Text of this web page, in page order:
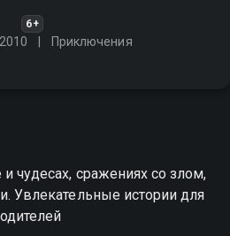
6+
2010 Приключения
чудесах, сражениях со злом,
Увлекательные истории для